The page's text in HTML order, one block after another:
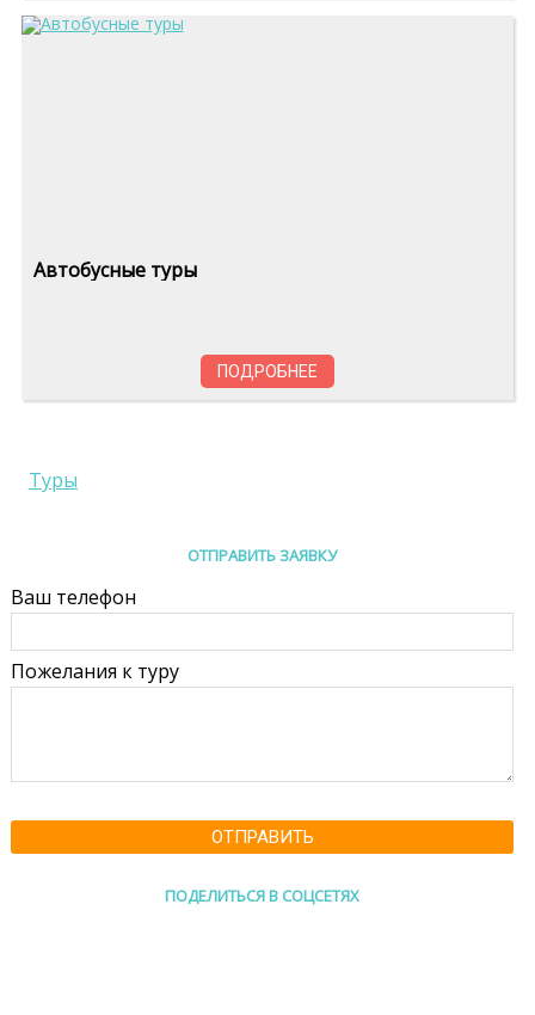
Автобусные туры
ПОДРОБНЕЕ
Туры
ОТПРАВИТЬ ЗАЯВКУ
Ваш телефон
Пожелания к туру
ОТПРАВИТЬ
ПОДЕЛИТЬСЯ В СОЦСЕТЯХ